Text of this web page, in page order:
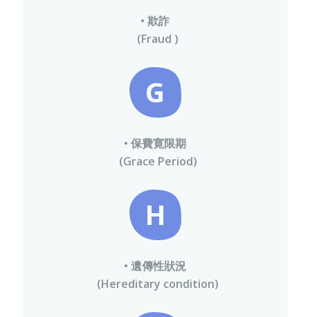
• 欺詐
(Fraud )
G
• 保費寛限期
(Grace Period)
H
• 遺傳性狀況
(Hereditary condition)